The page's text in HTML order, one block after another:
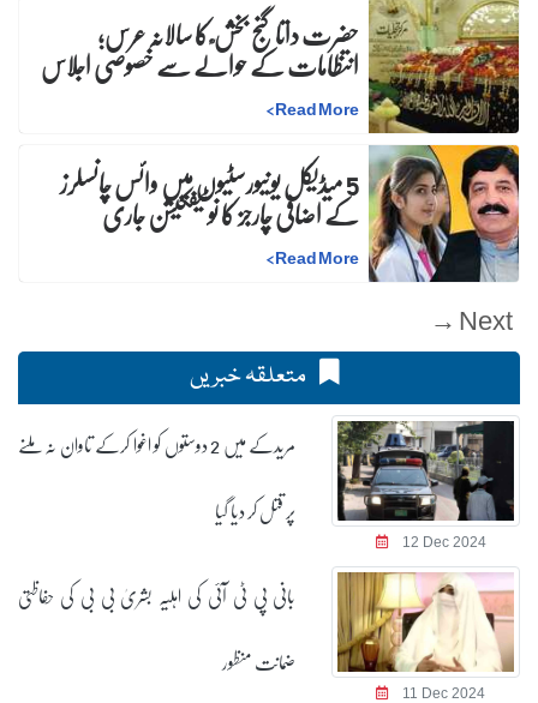
حضرت داتا گنج بخش ؒ کا سالانہ عرس;
انتظامات کے حوالے سے خصوصی اجلاس
Read More
>
5 میڈیکل یونیورسٹیوں میں وائس چانسلرز
کے اضافی چارجز کا نوٹیفکیشن جاری
Read More
>
Next →
متعلقہ خبریں
12 Dec 2024
مریدکے میں 2 دوستوں کو اغوا کرکے تاوان نہ ملنے
پر قتل کر دیا گیا
11 Dec 2024
بانی پی ٹی آئی کی اہلیہ بشریٰ بی بی کی حفاظتی
ضمانت منظور